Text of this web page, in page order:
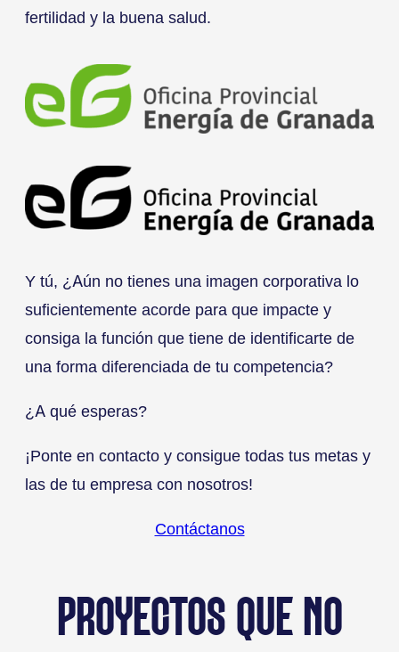
fertilidad y la buena salud.
Y tú, ¿Aún no tienes una imagen corporativa lo
suficientemente acorde para que impacte y
consiga la función que tiene de identificarte de
una forma diferenciada de tu competencia?
¿A qué esperas?
¡Ponte en contacto y consigue todas tus metas y
las de tu empresa con nosotros!
Contáctanos
PROYECTOS QUE NO